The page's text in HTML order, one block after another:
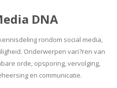
DNA
rondom social media,
Onderwerpen vari?ren van
orde, opsporing, vervolging,
en communicatie.